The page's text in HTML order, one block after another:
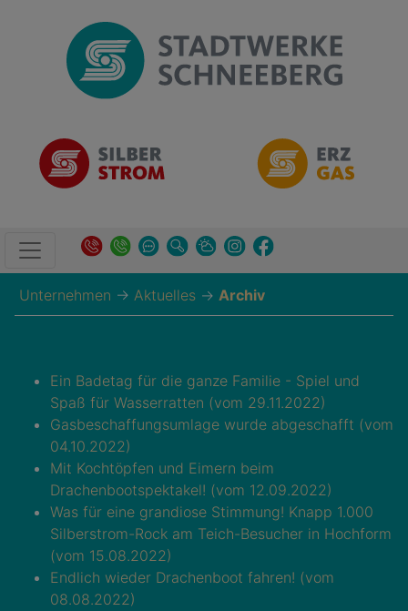
Unternehmen → Aktuelles → Archiv
Ein Badetag für die ganze Familie - Spiel und
Spaß für Wasserratten (vom 29.11.2022)
Gasbeschaffungsumlage wurde abgeschafft (vom
04.10.2022)
Mit Kochtöpfen und Eimern beim
Drachenbootspektakel! (vom 12.09.2022)
Was für eine grandiose Stimmung! Knapp 1.000
Silberstrom-Rock am Teich-Besucher in Hochform
(vom 15.08.2022)
Endlich wieder Drachenboot fahren! (vom
08.08.2022)